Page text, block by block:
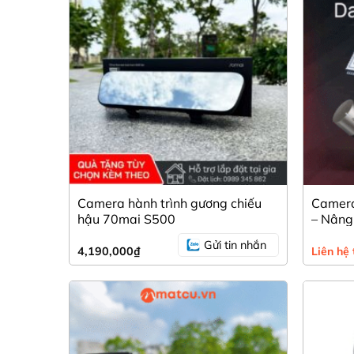
Họ và tên *
Số điện thoại liên hệ *
Địa chỉ email
Địa chỉ *
Nội dung thông điệp *
Camera hành trình gương chiếu
hậu 70mai S500
4,190,000₫ Gửi tin nhắn
–
Liên